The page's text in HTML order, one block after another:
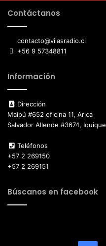
Contáctanos
contacto@vilasradio.cl
+56 9 57348811
Información
Dirección
Maipú #652 oficina 11, Arica
Salvador Allende #3674, Iquique
Teléfonos
+57 2 269150
+57 2 269151
Búscanos en facebook